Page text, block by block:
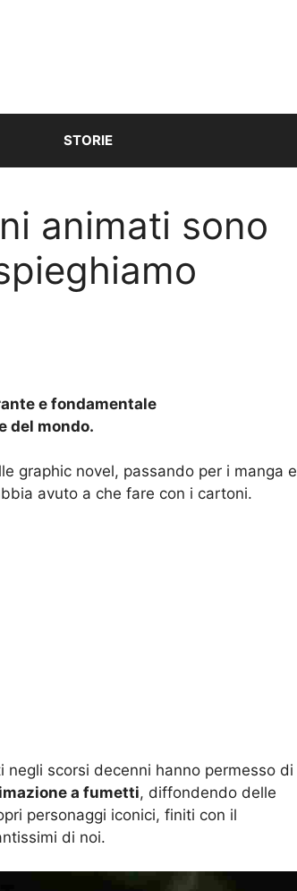
STORIE
animati sono
e fondamentale
del mondo.
graphic novel, passando per i manga e
avuto a che fare con i cartoni.
scorsi decenni hanno permesso di
a fumetti, diffondendo delle
personaggi iconici, finiti con il
di noi.